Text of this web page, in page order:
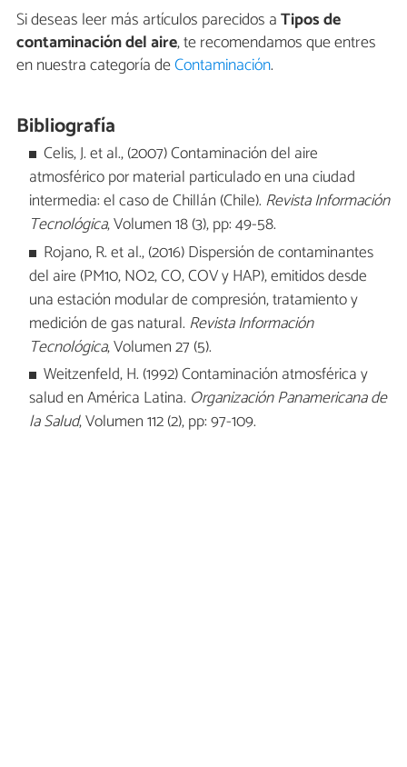
Si deseas leer más artículos parecidos aTipos de
contaminación del aire, te recomendamos que entres
en nuestra categoría deContaminación.
Bibliografía
Celis, J. et al., (2007) Contaminación del aire
atmosférico por material particulado en una ciudad
intermedia: el caso de Chillán (Chile). Revista Información
Tecnológica, Volumen 18 (3), pp: 49-58.
Rojano, R. et al., (2016) Dispersión de contaminantes
del aire (PM10, NO2, CO, COV y HAP), emitidos desde
una estación modular de compresión, tratamiento y
medición de gas natural. Revista Información
Tecnológica, Volumen 27 (5).
Weitzenfeld, H. (1992) Contaminación atmosférica y
salud en América Latina. Organización Panamericana de
la Salud, Volumen 112 (2), pp: 97-109.